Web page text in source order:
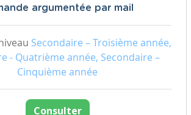
argumentée par mail
Secondaire – Troisième année,
- Quatrième année, Secondaire –
Cinquième année
Consulter